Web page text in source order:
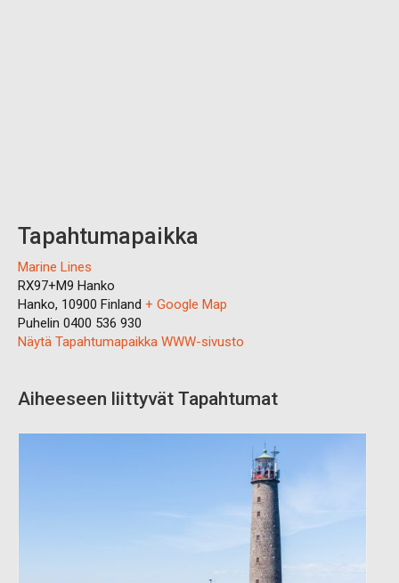
Tapahtumapaikka
Marine Lines
RX97+M9 Hanko
Hanko, 10900 Finland + Google Map
Puhelin 0400 536 930
Näytä Tapahtumapaikka WWW-sivusto
Aiheeseen liittyvät Tapahtumat